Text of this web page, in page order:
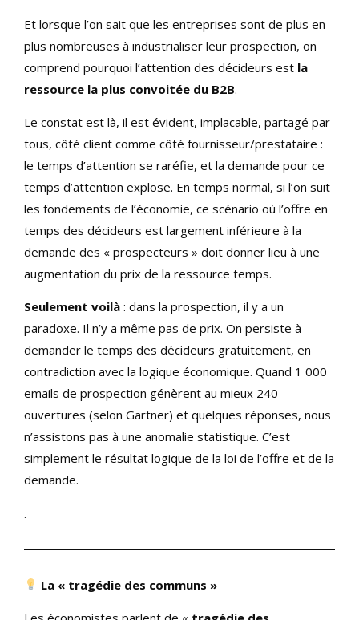
Et lorsque l’on sait que les entreprises sont de plus en
plus nombreuses à industrialiser leur prospection, on
comprend pourquoi l’attention des décideurs est la
ressource la plus convoitée du B2B.
Le constat est là, il est évident, implacable, partagé par
tous, côté client comme côté fournisseur/prestataire :
le temps d’attention se raréfie, et la demande pour ce
temps d’attention explose. En temps normal, si l’on suit
les fondements de l’économie, ce scénario où l’offre en
temps des décideurs est largement inférieure à la
demande des « prospecteurs » doit donner lieu à une
augmentation du prix de la ressource temps.
Seulement voilà : dans la prospection, il y a un
paradoxe. Il n’y a même pas de prix. On persiste à
demander le temps des décideurs gratuitement, en
contradiction avec la logique économique. Quand 1 000
emails de prospection génèrent au mieux 240
ouvertures (selon Gartner) et quelques réponses, nous
n’assistons pas à une anomalie statistique. C’est
simplement le résultat logique de la loi de l’offre et de la
demande.
.
La « tragédie des communs »